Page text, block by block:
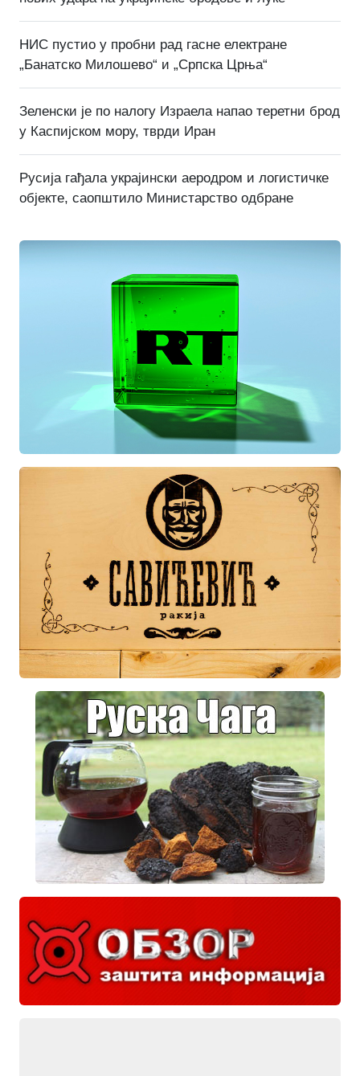
НИС пустио у пробни рад гасне електране
„Банатско Милошево“ и „Српска Црња“
Зеленски је по налогу Израела напао теретни брод
у Каспијском мору, тврди Иран
Русија гађала украјински аеродром и логистичке
објекте, саопштило Министарство одбране